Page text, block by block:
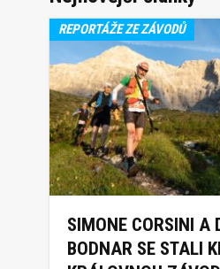
REPORTÁŽE ZE ZÁVODŮ
SIMONE CORSINI A
BODNAR SE STALI